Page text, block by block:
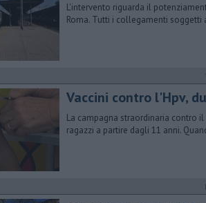
L'intervento riguarda il
Roma. Tutti i collegamenti soggetti
Vaccini contro l'Hpv,
La campagna straordinaria contro
ragazzi a partire dagli 11 anni.